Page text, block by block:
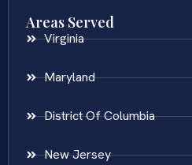
Areas Served
Virginia
Maryland
District Of Columbia
New Jersey